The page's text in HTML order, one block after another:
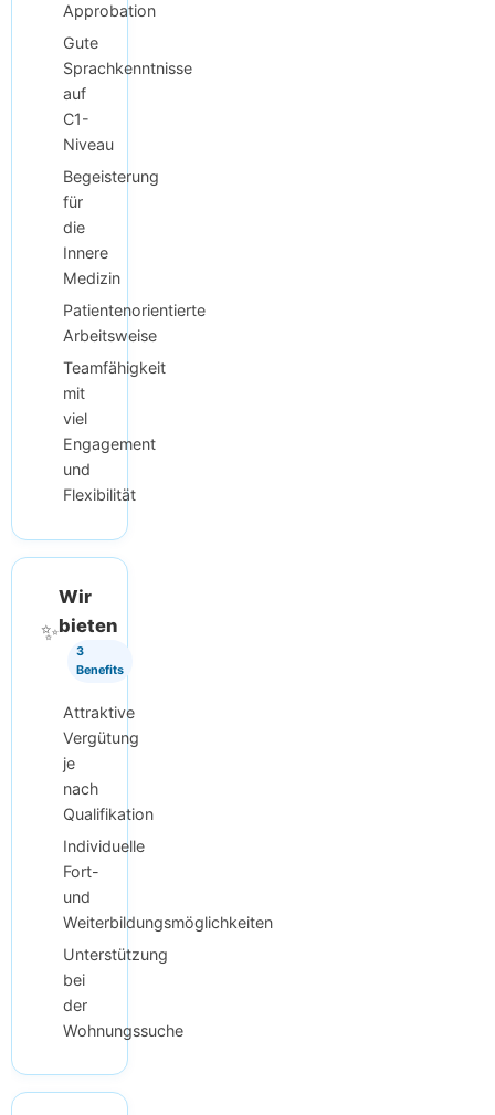
Approbation
Gute
Sprachkenntnisse
auf
C1-
Niveau
Begeisterung
für
die
Innere
Medizin
Patientenorientierte
Arbeitsweise
Teamfähigkeit
mit
viel
Engagement
und
Flexibilität
✨
Wir
bieten
3
Benefits
Attraktive
Vergütung
je
nach
Qualifikation
Individuelle
Fort-
und
Weiterbildungsmöglichkeiten
Unterstützung
bei
der
Wohnungssuche